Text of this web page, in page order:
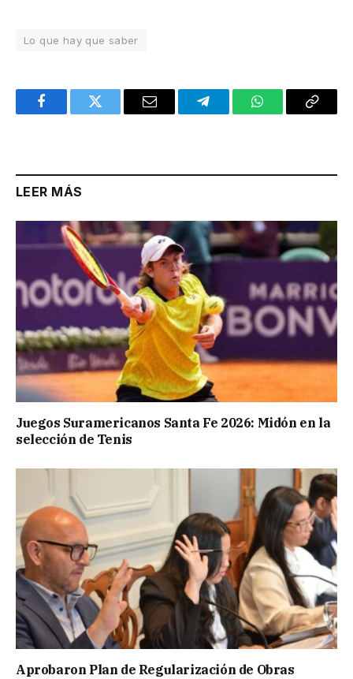
Lo que hay que saber
FacebookTwitter Email TelegramWhatsAppCopy
LEER MÁS
Juegos Suramericanos Santa Fe 2026: Midón en la
selección de Tenis
Aprobaron Plan de Regularización de Obras